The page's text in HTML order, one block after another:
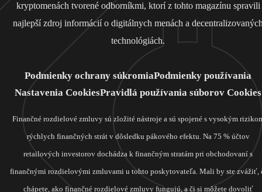
kryptomenách tvorené odborníkmi, ktorí z tohto magazínu spravili
najlepší zdroj informácií o digitálnych menách a
technológiách.
Podmienky ochrany súkromiaPodmienky používania
Nastavenia CookiesPravidlá používania súborov Cookies
Finančné rozdielové zmluvy sú zložité nástroje a sú spojené s vysokým
rýchlych finančných strát v dôsledku pákového efektu. Na 75 % účtov
retailových investorov dochádza k finančným stratám pri obchodovaní s
finančnými rozdielovými zmluvami u tohto poskytovateľa. Mali by ste zvážiť,
chápete, ako finančné rozdielové zmluvy fungujú, a či si môžete dovoliť